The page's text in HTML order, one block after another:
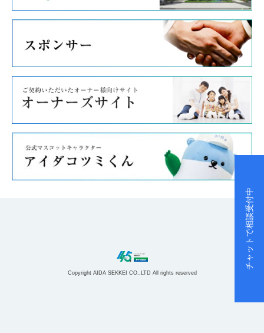
Copyright AIDA SEKKEI CO.,LTD All rights reserved
チャットで相談受付中